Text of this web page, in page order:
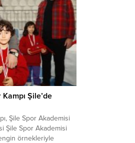
Kartallı gönüllü...
Şile’de
Şile Spor Akademisi
Şile Spor Akademisi
örnekleriyle